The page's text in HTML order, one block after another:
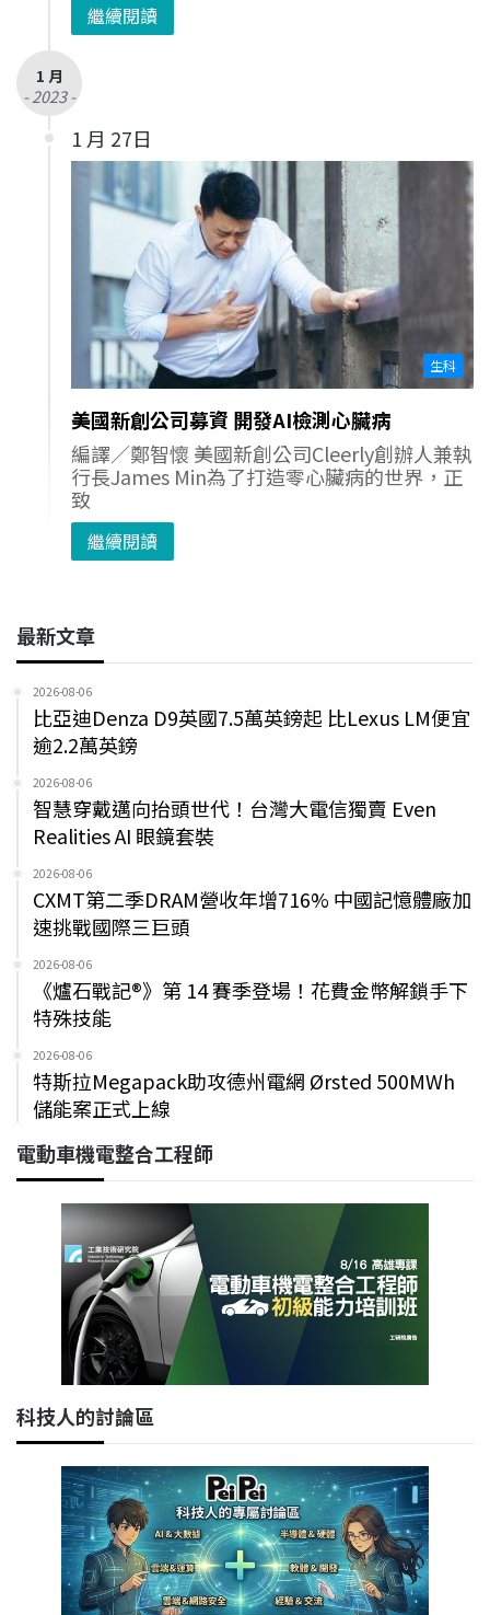
繼續閱讀
1 月
- 2023 -
1 月 27日
生科
美國新創公司募資 開發AI檢測心臟病
編譯／鄭智懷 美國新創公司Cleerly創辦人兼執
行長James Min為了打造零心臟病的世界，正
致
繼續閱讀
最新文章
2026-08-06
比亞迪Denza D9英國7.5萬英鎊起 比Lexus LM便宜
逾2.2萬英鎊
2026-08-06
智慧穿戴邁向抬頭世代！台灣大電信獨賣 Even
Realities AI 眼鏡套裝
2026-08-06
CXMT第二季DRAM營收年增716% 中國記憶體廠加
速挑戰國際三巨頭
2026-08-06
《爐石戰記®》第 14 賽季登場！花費金幣解鎖手下
特殊技能
2026-08-06
特斯拉Megapack助攻德州電網 Ørsted 500MWh
儲能案正式上線
電動車機電整合工程師
科技人的討論區